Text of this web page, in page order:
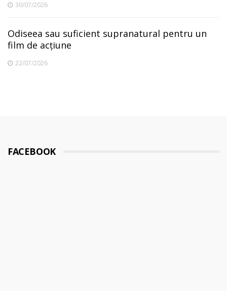
30/07/2026
Odiseea sau suficient supranatural pentru un
film de acțiune
22/07/2026
FACEBOOK